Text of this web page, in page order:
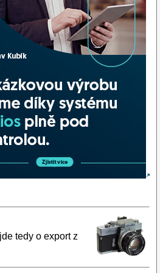
tedy o export z